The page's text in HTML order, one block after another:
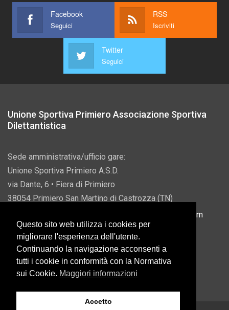
Facebook
Seguici
RSS
Iscriviti
Twitter
Seguici
Unione Sportiva Primiero Associazione Sportiva
Dilettantistica
Sede amministrativa/ufficio gare:
Unione Sportiva Primiero A.S.D.
via Dante, 6 • Fiera di Primiero
38054 Primiero San Martino di Castrozza (TN)
info@usprimiero.com
Vantaggi da Pubblica Amministrazione
Questo sito web utilizza i cookies per
migliorare l'esperienza dell'utente.
Continuando la navigazione acconsenti a
tutti i cookie in conformità con la Normativa
sui Cookie. Maggiori informazioni
Accetto